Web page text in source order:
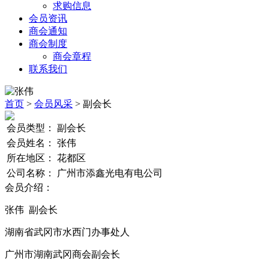
求购信息
会员资讯
商会通知
商会制度
商会章程
联系我们
首页 > 会员风采 > 副会长
会员类型：
副会长
会员姓名：
张伟
所在地区：
花都区
公司名称：
广州市添鑫光电有电公司
会员介绍：
张伟 副会⻓
湖南省武冈市⽔西⻔办事处⼈
⼴州市湖南武冈商会副会⻓